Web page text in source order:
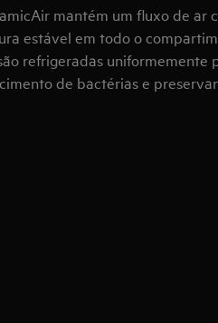
mantém um fluxo de ar
estável em todo o
refrigeradas uniformemente
de bactérias e